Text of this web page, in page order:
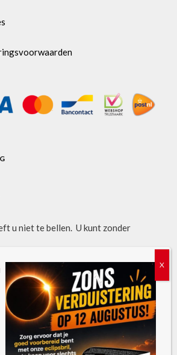
u niet te bellen. U kunt zonder
11:00u-17:30u
09:00u-17:30u
09:00u-17:30u
09:00u-17:30u